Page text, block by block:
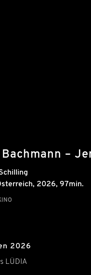
–
, 2026, 97min.
2026
LÜDIA